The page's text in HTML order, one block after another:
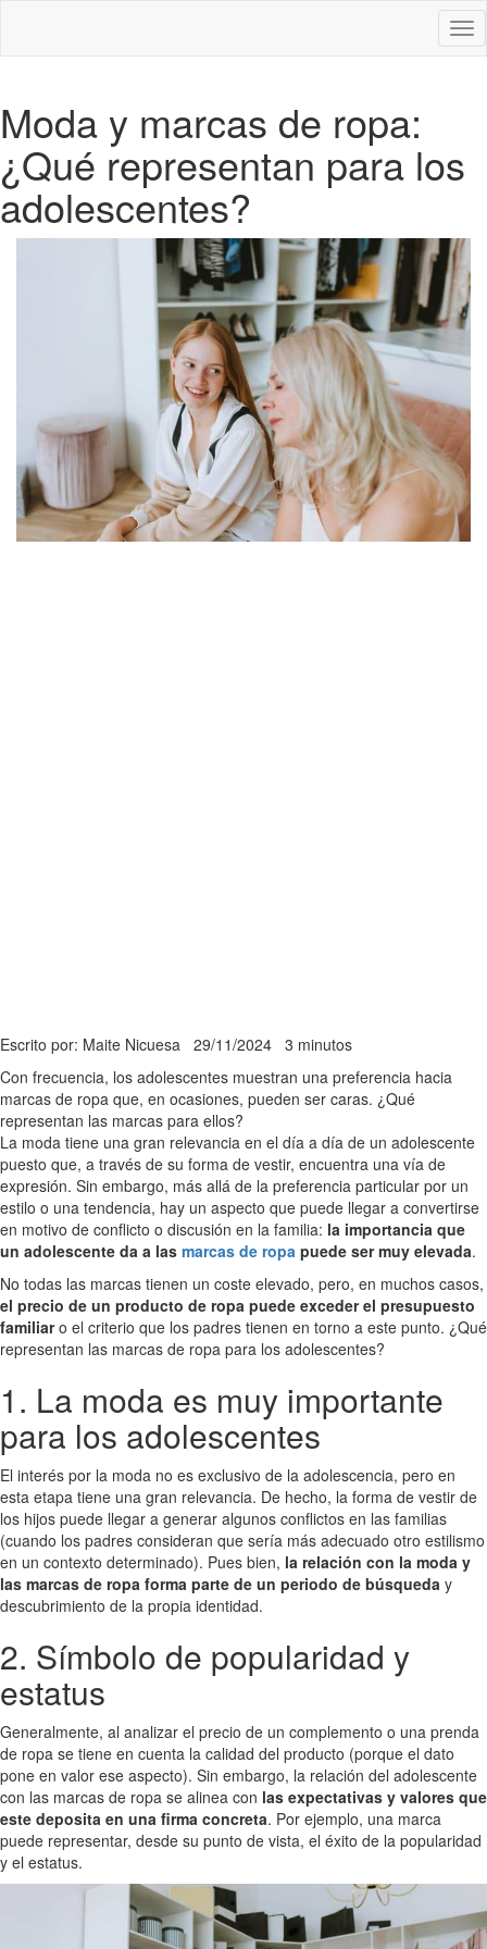
Moda y marcas de ropa:
¿Qué representan para los
adolescentes?
Escrito por: Maite Nicuesa 29/11/2024 3 minutos
Con frecuencia, los adolescentes muestran una preferencia hacia
marcas de ropa que, en ocasiones, pueden ser caras. ¿Qué
representan las marcas para ellos?
La moda tiene una gran relevancia en el día a día de un adolescente
puesto que, a través de su forma de vestir, encuentra una vía de
expresión. Sin embargo, más allá de la preferencia particular por un
estilo o una tendencia, hay un aspecto que puede llegar a convertirse
en motivo de conflicto o discusión en la familia: la importancia que
un adolescente da a las marcas de ropa puede ser muy elevada.
No todas las marcas tienen un coste elevado, pero, en muchos casos,
el precio de un producto de ropa puede exceder el presupuesto
familiaro el criterio que los padres tienen en torno a este punto. ¿Qué
representan las marcas de ropa para los adolescentes?
1. La moda es muy importante
para los adolescentes
El interés por la moda no es exclusivo de la adolescencia, pero en
esta etapa tiene una gran relevancia. De hecho, la forma de vestir de
los hijos puede llegar a generar algunos conflictos en las familias
(cuando los padres consideran que sería más adecuado otro estilismo
en un contexto determinado). Pues bien, la relación con la moda y
las marcas de ropa forma parte de un periodo de búsqueda y
descubrimiento de la propia identidad.
2. Símbolo de popularidad y
estatus
Generalmente, al analizar el precio de un complemento o una prenda
de ropa se tiene en cuenta la calidad del producto (porque el dato
pone en valor ese aspecto). Sin embargo, la relación del adolescente
con las marcas de ropa se alinea con las expectativas y valores que
este deposita en una firma concreta. Por ejemplo, una marca
puede representar, desde su punto de vista, el éxito de la popularidad
y el estatus.